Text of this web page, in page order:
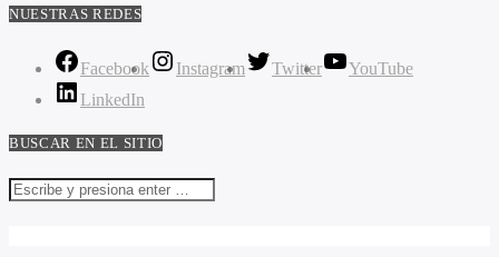
NUESTRAS REDES
Facebook Instagram Twitter
YouTube
LinkedIn
BUSCAR EN EL SITIO